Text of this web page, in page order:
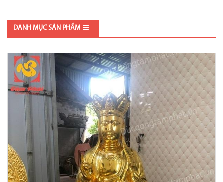
DANH MỤC SẢN PHẨM